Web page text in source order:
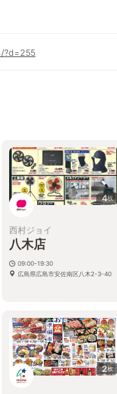
?d=255
4枚
西村ジョイ
八木店
09:00-19:30
広島県広島市安佐南区八木2-3-40
2枚